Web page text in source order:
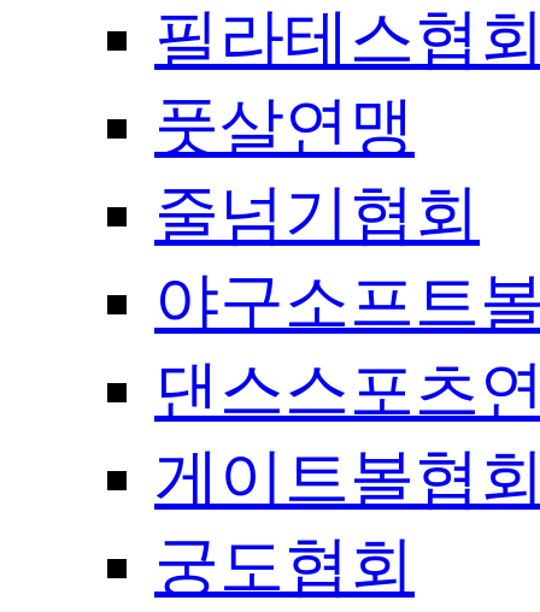
필라테스협
풋살연맹
줄넘기협회
야구소프트
댄스스포츠
게이트볼협
궁도협회